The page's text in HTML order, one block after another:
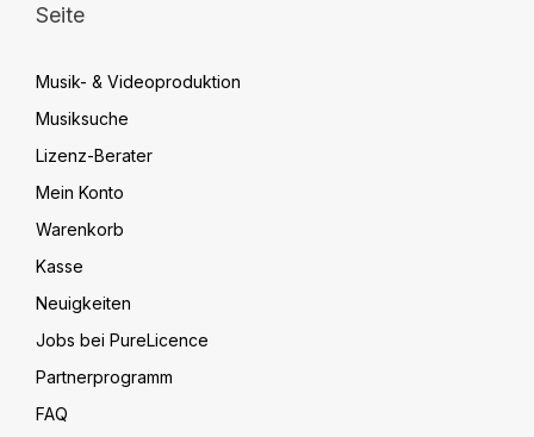
Seite
Musik- & Videoproduktion
Musiksuche
Lizenz-Berater
Mein Konto
Warenkorb
Kasse
Neuigkeiten
Jobs bei PureLicence
Partnerprogramm
FAQ